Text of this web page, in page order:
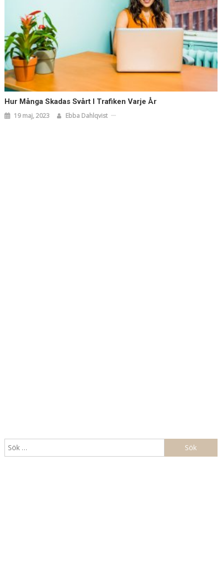
Hur Många Skadas Svårt I Trafiken Varje År
19 maj, 2023 Ebba Dahlqvist
efter: